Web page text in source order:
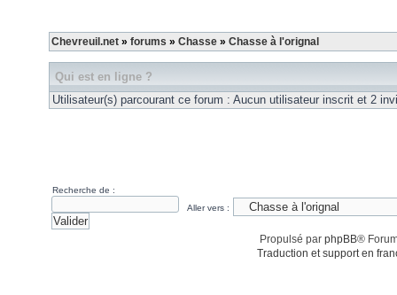
Chevreuil.net » forums » Chasse » Chasse à l'orignal
Qui est en ligne ?
Utilisateur(s) parcourant ce forum : Aucun utilisateur inscrit et 2
Recherche de :
Aller vers :
Propulsé par phpBB®
Traduction et support en